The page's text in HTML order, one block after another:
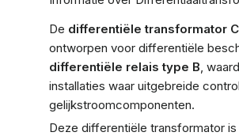
De differentiële transformator
ontworpen voor differentiële
differentiële relais type B,
installaties waar uitgebreide
gelijkstroomcomponenten.
Deze differentiële transformator